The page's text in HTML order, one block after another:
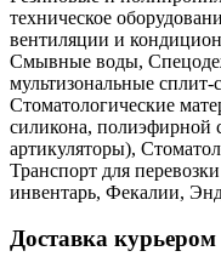
техническое
вентиляции и
Смывные воды,
мультизональные
Стоматологические
силикона, полиэфирной
артикуляторы),
Транспорт для
инвентарь, Фекалии,
Доставка